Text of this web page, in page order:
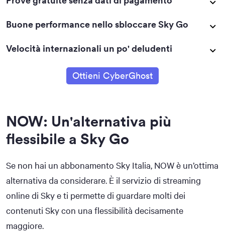
Buone performance nello sbloccare Sky Go
Velocità internazionali un po' deludenti
Ottieni CyberGhost
NOW: Un'alternativa più
flessibile a Sky Go
Se non hai un abbonamento Sky Italia, NOW è un’ottima
alternativa da considerare. È il servizio di streaming
online di Sky e ti permette di guardare molti dei
contenuti Sky con una flessibilità decisamente
maggiore.